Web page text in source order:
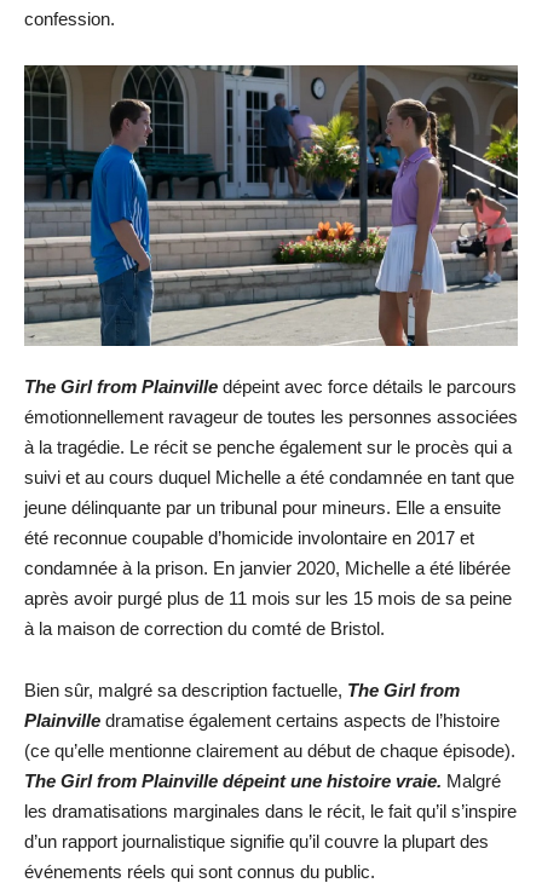
confession.
The Girl from Plainville dépeint avec force détails le parcours
émotionnellement ravageur de toutes les personnes associées
à la tragédie. Le récit se penche également sur le procès qui a
suivi et au cours duquel Michelle a été condamnée en tant que
jeune délinquante par un tribunal pour mineurs. Elle a ensuite
été reconnue coupable d’homicide involontaire en 2017 et
condamnée à la prison. En janvier 2020, Michelle a été libérée
après avoir purgé plus de 11 mois sur les 15 mois de sa peine
à la maison de correction du comté de Bristol.
Bien sûr, malgré sa description factuelle, The Girl from
Plainville dramatise également certains aspects de l’histoire
(ce qu’elle mentionne clairement au début de chaque épisode).
The Girl from Plainville dépeint une histoire vraie. Malgré
les dramatisations marginales dans le récit, le fait qu’il s’inspire
d’un rapport journalistique signifie qu’il couvre la plupart des
événements réels qui sont connus du public.